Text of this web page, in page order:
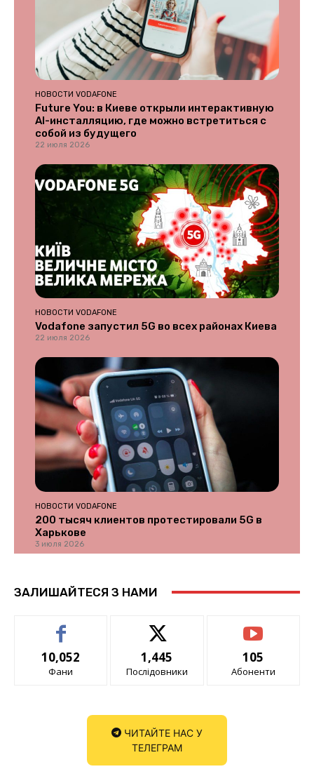
НОВОСТИ VODAFONE
Future You: в Киеве открыли интерактивную
AI-инсталляцию, где можно встретиться с
собой из будущего
22 июля 2026
НОВОСТИ VODAFONE
Vodafone запустил 5G во всех районах Киева
22 июля 2026
НОВОСТИ VODAFONE
200 тысяч клиентов протестировали 5G в
Харькове
3 июля 2026
ЗАЛИШАЙТЕСЯ З НАМИ
10,052
Фани
1,445
Послідовники
105
Абоненти
ЧИТАЙТЕ НАС У
ТЕЛЕГРАМ